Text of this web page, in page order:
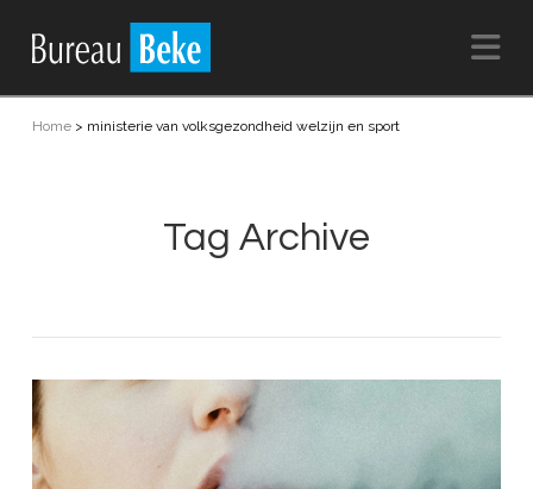
Home> ministerie van volksgezondheid welzijn en sport
Tag Archive